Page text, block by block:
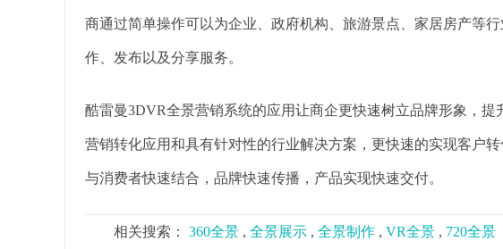
商通过简单操作可以为企业、政府机构、旅游景点、家居房产等
作、发布以及分享服务。
酷雷曼3DVR全景营销系统的应用让商企更快速树立品牌形象，
营销转化应用和具有针对性的行业解决方案，更快速的实现客户
与消费者快速结合，品牌快速传播，产品实现快速交付。
相关搜索： 360全景 , 全景展示 , 全景制作 , VR全景 , 720全景